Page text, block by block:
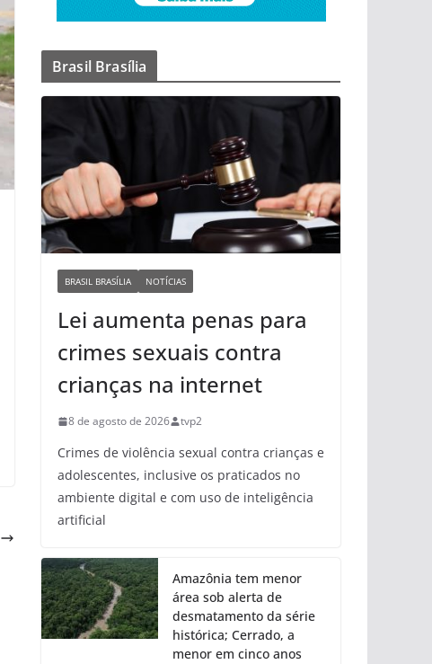
Brasil Brasília
BRASIL BRASÍLIA NOTÍCIAS
Lei aumenta penas para
crimes sexuais contra
crianças na internet
8 de agosto de 2026 tvp2
Crimes de violência sexual contra crianças e
adolescentes, inclusive os praticados no
ambiente digital e com uso de inteligência
artificial
Amazônia tem menor
área sob alerta de
desmatamento da série
histórica; Cerrado, a
menor em cinco anos